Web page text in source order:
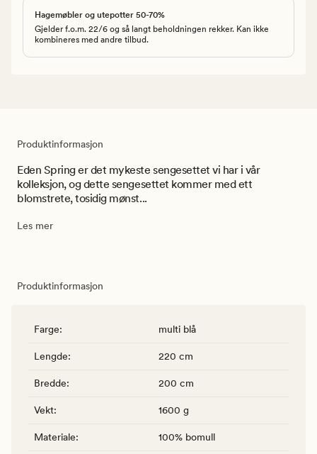
Hagemøbler og utepotter 50-70%
Gjelder f.o.m. 22/6 og så langt beholdningen rekker. Kan ikke
kombineres med andre tilbud.
Produktinformasjon
Eden Spring er det mykeste sengesettet vi har i vår
kolleksjon, og dette sengesettet kommer med ett
blomstrete, tosidig mønst...
Les mer
Produktinformasjon
Farge: multi blå
Lengde: 220 cm
Bredde: 200 cm
Vekt: 1600 g
Materiale: 100% bomull